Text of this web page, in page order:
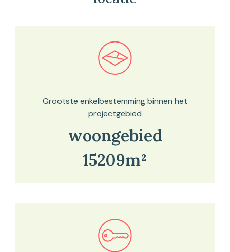
Bekijk in onze kaartviewer
Grootste enkelbestemming binnen het
projectgebied
woongebied
15209m²
Bekijk in onze kaartviewer